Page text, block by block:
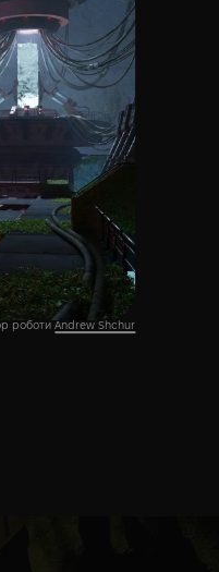
роботи Andrew Shchur